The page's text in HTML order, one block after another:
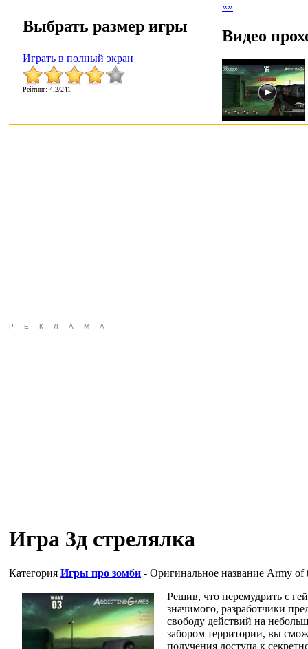
«»
Выбрать размер игры
Играть в полный экран
Рейтинг: 4.2/241
Видео
РЕКЛАМА
Игра 3д стрелялка
Категория Игры про зомби - Оригинальное название Army of
Решив, что перемудрить с
значимого, разработчики
свободу действий на
забором территории, вы
получения доступа к